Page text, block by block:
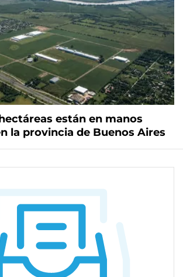
están en manos
la provincia de Buenos Aires